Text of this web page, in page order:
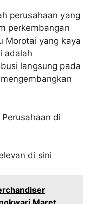
perusahaan yang
perkembangan
Morotai yang kaya
adalah
langsung pada
di
di sini